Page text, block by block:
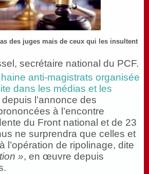
des juges mais de ceux qui les insultent
secrétaire national du PCF.
anti-magistrats organisée
dans les médias et les
depuis l’annonce des
à l’encontre
du Front national et de 23
ne surprendra que celles et
l’opération de ripolinage, dite
», en œuvre depuis